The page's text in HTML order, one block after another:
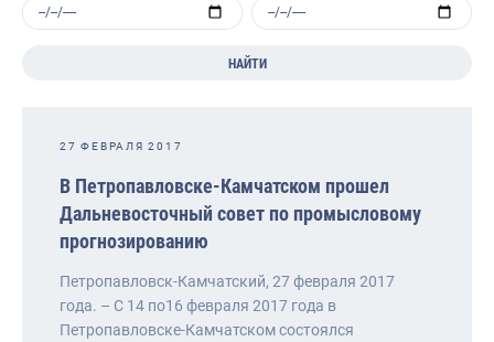
НАЙТИ
27 ФЕВРАЛЯ 2017
В Петропавловске-Камчатском прошел
Дальневосточный совет по промысловому
прогнозированию
Петропавловск-Камчатский, 27 февраля 2017
года. – С 14 по16 февраля 2017 года в
Петропавловске-Камчатском состоялся